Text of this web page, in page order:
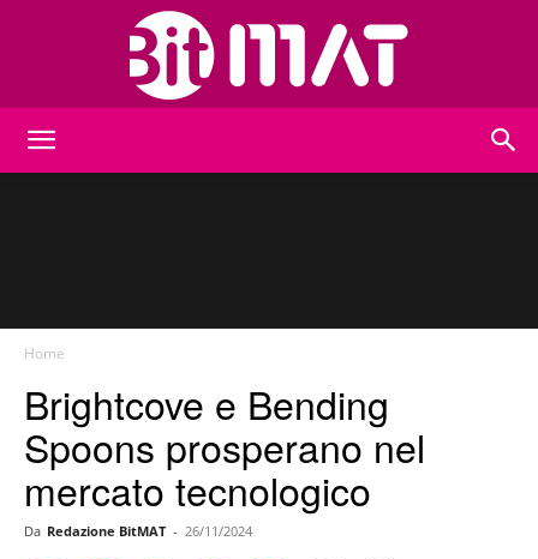
Home
Brightcove e Bending
Spoons prosperano nel
mercato tecnologico
Da Redazione BitMAT - 26/11/2024